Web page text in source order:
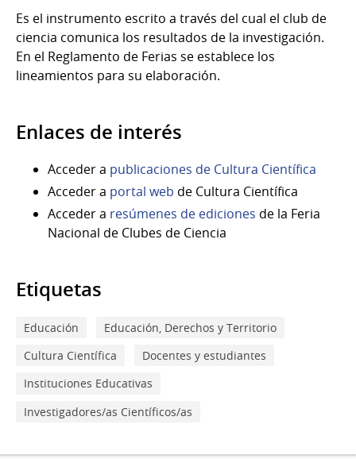
Es el instrumento escrito a través del cual el club de
ciencia comunica los resultados de la investigación.
En el Reglamento de Ferias se establece los
lineamientos para su elaboración.
Enlaces de interés
Acceder a publicaciones de Cultura Científica
Acceder a portal web de Cultura Científica
Acceder a resúmenes de ediciones de la Feria
Nacional de Clubes de Ciencia
Etiquetas
Educación
Educación, Derechos y Territorio
Cultura Científica
Docentes y estudiantes
Instituciones Educativas
Investigadores/as Científicos/as